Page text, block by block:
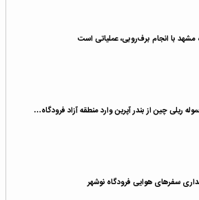
مشهد با انجام برف‌روبی، عملیاتی است
ریلی چین از بندر آپرین وارد منطقه آزاد فرودگاه…
سفرهای هوایی فرودگاه نوشهر